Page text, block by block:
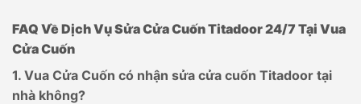
FAQ Về Dịch Vụ Sửa Cửa Cuốn Titadoor 24/7 Tại Vua
Cửa Cuốn
1. Vua Cửa Cuốn có nhận sửa cửa cuốn Titadoor tại
nhà không?